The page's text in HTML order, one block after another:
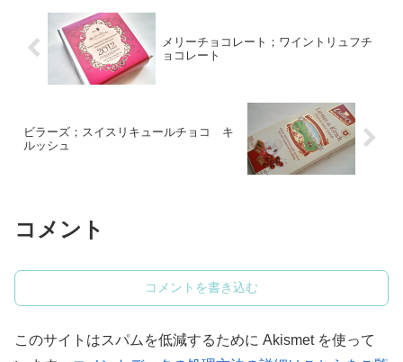
メリーチョコレート；ワイントリュフチ
ョコレート
ビラーズ；スイスリキュールチョコ キ
ルッシュ
コメント
コメントを書き込む
このサイトはスパムを低減するために Akismet を使って